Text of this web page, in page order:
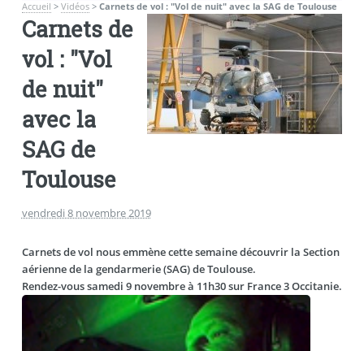
Accueil > Vidéos> Carnets de vol : "Vol de nuit" avec la SAG de Toulouse
Carnets de
vol : "Vol
de nuit"
avec la
SAG de
Toulouse
vendredi 8 novembre 2019
Carnets de vol nous emmène cette semaine découvrir la Section
aérienne de la gendarmerie (SAG) de Toulouse.
Rendez-vous samedi 9 novembre à 11h30 sur France 3 Occitanie.